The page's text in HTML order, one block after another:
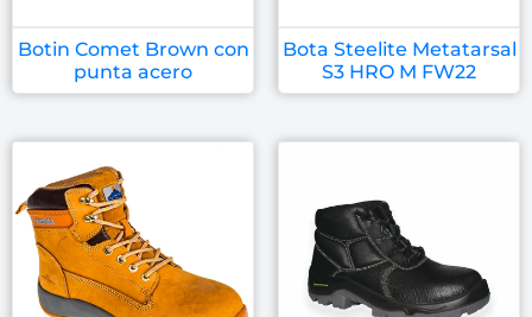
Botin Comet Brown con
punta acero
Bota Steelite Metatarsal
S3 HRO M FW22